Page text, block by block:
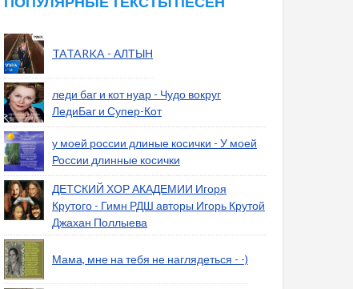
TATARKA - АЛТЫН
леди баг и кот нуар - Чудо вокруг
ЛедиБаг и Супер-Кот
у моей россии длиные косички - У моей
России длинные косички
ДЕТСКИЙ ХОР АКАДЕМИИ Игоря
Крутого - Гимн РДШ авторы Игорь Крутой
Джахан Поллыева
Мама, мне на тебя не наглядеться - -)